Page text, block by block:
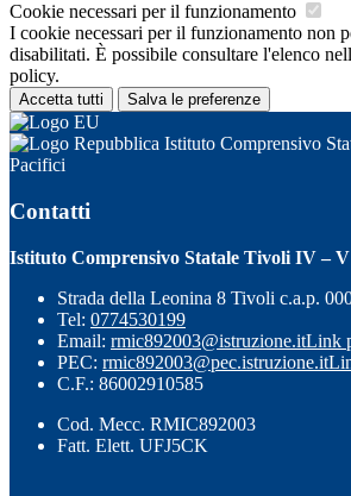
Cookie necessari per il funzionamento
I cookie necessari per il funzionamento non
disabilitati. È possibile consultare l'elenco
policy.
Accetta tutti Salva le preferenze
Istituto Comprensivo
Pacifici
Contatti
Istituto Comprensivo Statale Tivoli IV –
Strada della Leonina 8 Tivoli c.a.p.
Tel: 0774530199
Email: rmic892003@istruzione.itLink
PEC: rmic892003@pec.istruzione.it
C.F.: 86002910585
Cod. Mecc. RMIC892003
Fatt. Elett. UFJ5CK